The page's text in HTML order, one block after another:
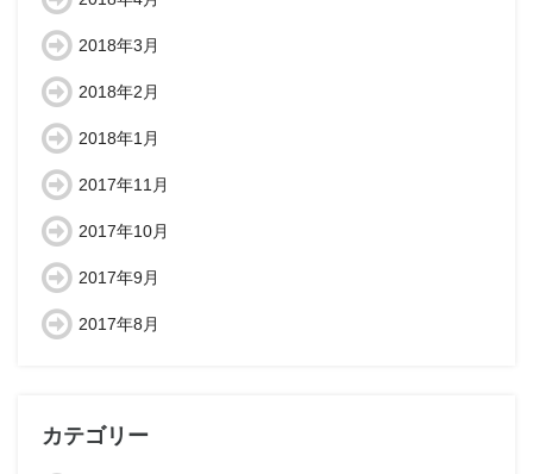
2018年3月
2018年2月
2018年1月
2017年11月
2017年10月
2017年9月
2017年8月
カテゴリー